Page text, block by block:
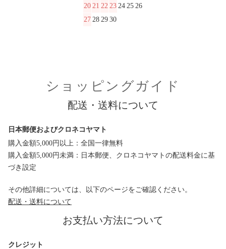
20 21 22 23 24 25 26
27 28 29 30
ショッピングガイド
配送・送料について
日本郵便およびクロネコヤマト
購入金額5,000円以上：全国一律無料
購入金額5,000円未満：日本郵便、クロネコヤマトの配送料金に基
づき設定
その他詳細については、以下のページをご確認ください。
配送・送料について
お支払い方法について
クレジット